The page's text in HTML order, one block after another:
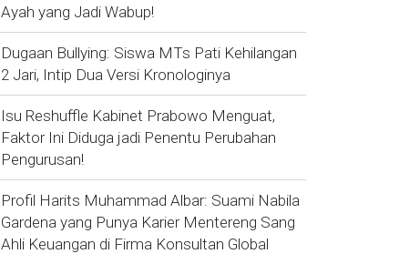
Ayah yang Jadi Wabup!
Dugaan Bullying: Siswa MTs Pati Kehilangan
2 Jari, Intip Dua Versi Kronologinya
Isu Reshuffle Kabinet Prabowo Menguat,
Faktor Ini Diduga jadi Penentu Perubahan
Pengurusan!
Profil Harits Muhammad Albar: Suami Nabila
Gardena yang Punya Karier Mentereng Sang
Ahli Keuangan di Firma Konsultan Global